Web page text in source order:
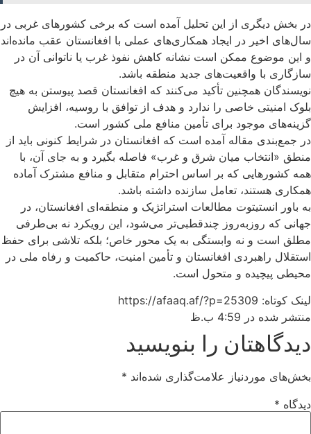
در بخش دیگری از این تحلیل آمده است که برخی کشورهای غربی در
سال‌های اخیر در ایجاد همکاری‌های عملی با افغانستان عقب مانده‌اند
و این موضوع ممکن است نشانه کاهش نفوذ غرب یا ناتوانی آن در
سازگاری با واقعیت‌های جدید منطقه باشد.
نویسندگان همچنین تأکید می‌کنند که افغانستان قصد پیوستن به هیچ
بلوک امنیتی خاصی را ندارد و هدف از توافق با روسیه، افزایش
گزینه‌های موجود برای تأمین منافع ملی کشور است.
در جمع‌بندی مقاله آمده است که افغانستان در شرایط کنونی باید از
منطق «انتخاب میان شرق و غرب» فاصله بگیرد و به جای آن، با
همه کشورهایی که بر اساس احترام متقابل و منافع مشترک آماده
همکاری هستند، تعامل سازنده داشته باشد.
به باور انستیتوت مطالعات استراتژیک و منطقه‌ای افغانستان، در
جهانی که روزبه‌روز چندقطبی‌تر می‌شود، این رویکرد نه بی‌طرفی
مطلق است و نه وابستگی به یک محور خاص؛ بلکه تلاشی برای حفظ
استقلال راهبردی افغانستان و تأمین امنیت، حاکمیت و رفاه ملی در
محیطی پیچیده و متحول است.
لینک کوتاه: https://afaaq.af/?p=25309
منتشر شده در 4:59 ب.ظ
دیدگاهتان را بنویسید
بخش‌های موردنیاز علامت‌گذاری شده‌اند *
دیدگاه *